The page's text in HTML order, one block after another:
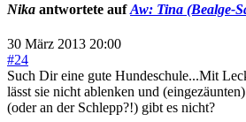
Nika antwortete aufAw: Tina (Bealge-
30 März 2013 20:00
#24
Such Dir eine gute Hundeschule...Mit
lässt sie nicht ablenken und
(oder an der Schlepp?!) gibt es nicht?